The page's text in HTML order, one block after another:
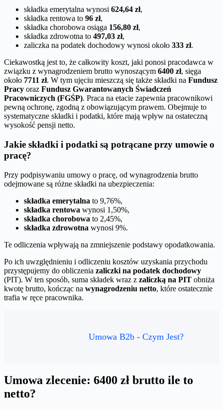
składka emerytalna wynosi 624,64 zł,
składka rentowa to 96 zł,
składka chorobowa osiąga 156,80 zł,
składka zdrowotna to 497,03 zł,
zaliczka na podatek dochodowy wynosi około 333 zł.
Ciekawostką jest to, że całkowity koszt, jaki ponosi pracodawca w
związku z wynagrodzeniem brutto wynoszącym 6400 zł, sięga
około 7711 zł. W tym ujęciu mieszczą się także składki na Fundusz
Pracy oraz Fundusz Gwarantowanych Świadczeń
Pracowniczych (FGŚP). Praca na etacie zapewnia pracownikowi
pewną ochronę, zgodną z obowiązującym prawem. Obejmuje to
systematyczne składki i podatki, które mają wpływ na ostateczną
wysokość pensji netto.
Jakie składki i podatki są potrącane przy umowie o
pracę?
Przy podpisywaniu umowy o pracę, od wynagrodzenia brutto
odejmowane są różne składki na ubezpieczenia:
składka emerytalna to 9,76%,
składka rentowa wynosi 1,50%,
składka chorobowa to 2,45%,
składka zdrowotna wynosi 9%.
Te odliczenia wpływają na zmniejszenie podstawy opodatkowania.
Po ich uwzględnieniu i odliczeniu kosztów uzyskania przychodu
przystępujemy do obliczenia zaliczki na podatek dochodowy
(PIT). W ten sposób, suma składek wraz z zaliczką na PIT obniża
kwotę brutto, kończąc na wynagrodzeniu netto, które ostatecznie
trafia w ręce pracownika.
Umowa B2b - Czym Jest?
Umowa zlecenie: 6400 zł brutto ile to
netto?